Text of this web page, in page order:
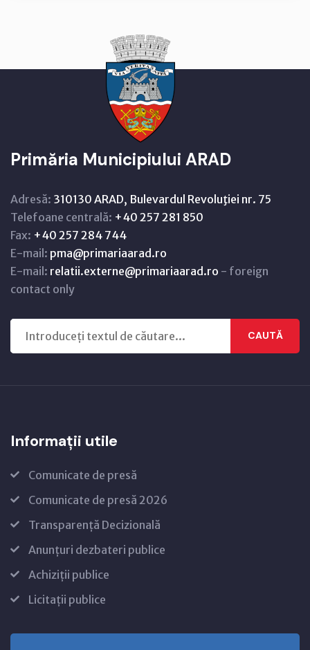
Primăria Municipiului ARAD
Adresă: 310130 ARAD, Bulevardul Revoluţiei nr. 75
Telefoane centrală: +40 257 281 850
Fax: +40 257 284 744
E-mail: pma@primariaarad.ro
E-mail: relatii.externe@primariaarad.ro - foreign
contact only
CAUTĂ
Informații utile
Comunicate de presă
Comunicate de presă 2026
Transparență Decizională
Anunțuri dezbateri publice
Achiziții publice
Licitații publice